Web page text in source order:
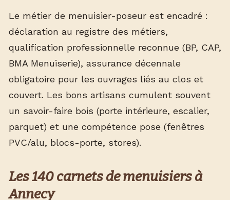
Le métier de menuisier-poseur est encadré :
déclaration au registre des métiers,
qualification professionnelle reconnue (BP, CAP,
BMA Menuiserie), assurance décennale
obligatoire pour les ouvrages liés au clos et
couvert. Les bons artisans cumulent souvent
un savoir-faire bois (porte intérieure, escalier,
parquet) et une compétence pose (fenêtres
PVC/alu, blocs-porte, stores).
Les 140 carnets de menuisiers à
Annecy